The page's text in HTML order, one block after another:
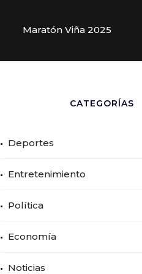
Maratón Viña 2025
CATEGORÍAS
Deportes
Entretenimiento
Política
Economía
Noticias